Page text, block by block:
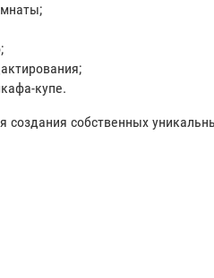
купе.
собственных